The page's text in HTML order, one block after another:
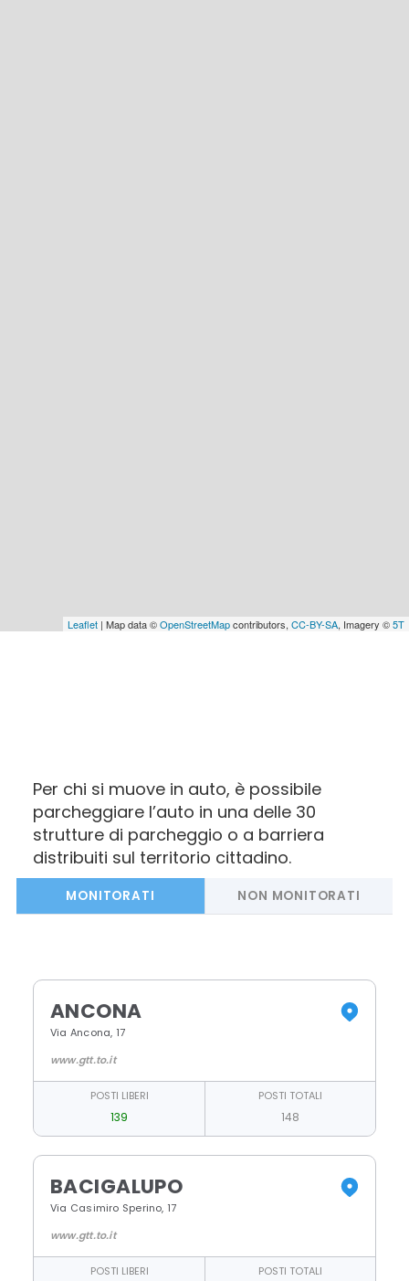
Leaflet | Map data ©OpenStreetMapcontributors, CC-BY-SA, Imagery ©5T
Parcheggi
in
struttura
Per chi si muove in auto, è possibile
parcheggiare l’auto in una delle 30
strutture di parcheggio o a barriera
distribuiti sul territorio cittadino.
MONITORATI NON MONITORATI
ANCONA
Via Ancona, 17
www.gtt.to.it
POSTI LIBERI
139
POSTI TOTALI
148
BACIGALUPO
Via Casimiro Sperino, 17
www.gtt.to.it
POSTI LIBERI POSTI TOTALI